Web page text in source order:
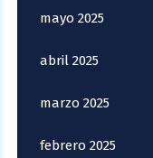
mayo 2025
abril 2025
marzo 2025
febrero 2025